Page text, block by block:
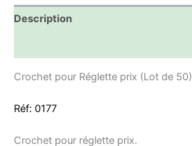
Description
Crochet pour Réglette prix (Lot de 50)
Réf: 0177
Crochet pour réglette prix.